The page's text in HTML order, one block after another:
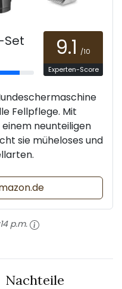
9.1 /10
Experten-Score
Fellpflege. Mit
neunteiligen
sie müheloses und
p.m.
Nachteile